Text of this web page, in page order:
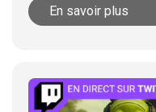
En savoir plus